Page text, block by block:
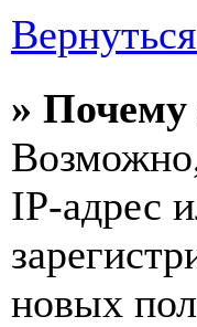
» Почему
IP-адрес
новых